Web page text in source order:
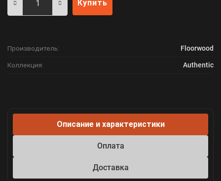
Купить
Производитель: Floorwood
Коллекция: Authentic
Описание и характеристики
Оплата
Доставка